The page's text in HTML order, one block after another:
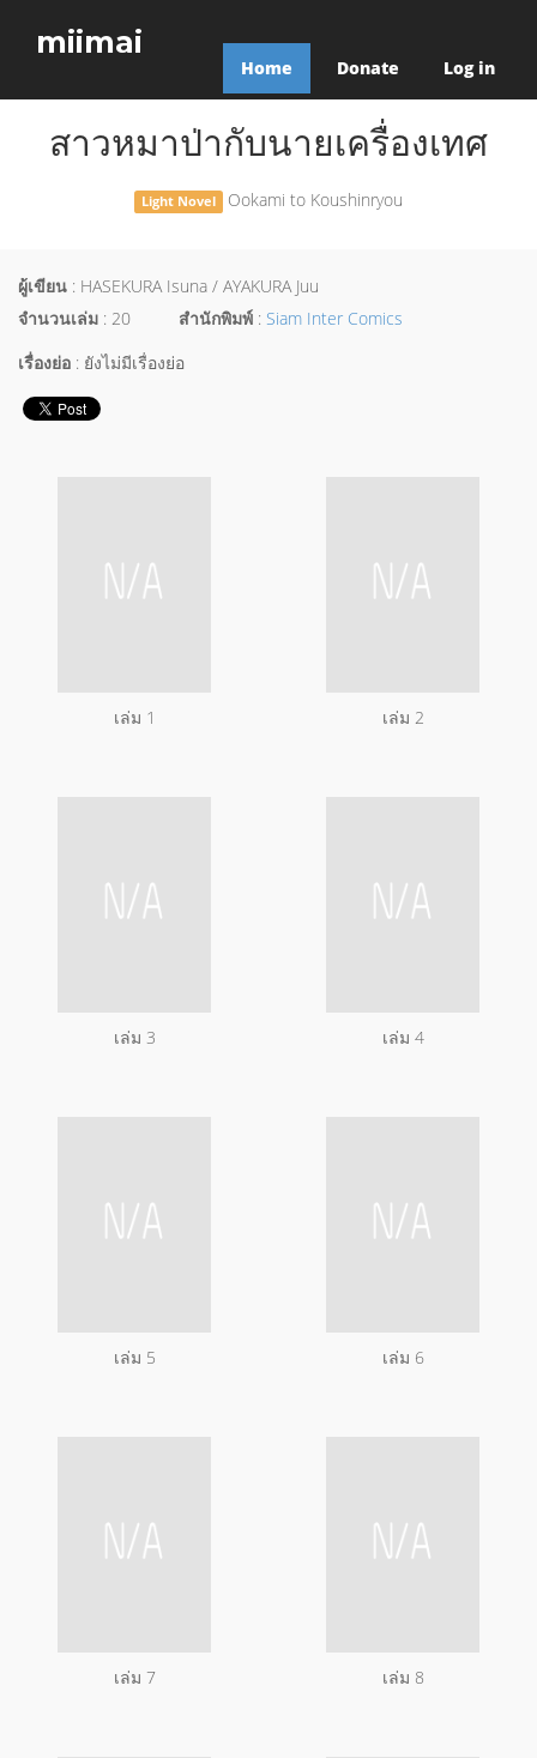
miimai
Home Donate Log in
สาวหมาป่ากับนายเครื่องเทศ
Light Novel Ookami to Koushinryou
ผู้เขียน : HASEKURA Isuna / AYAKURA Juu
จำนวนเล่ม : 20 สำนักพิมพ์ : Siam Inter Comics
เรื่องย่อ : ยังไม่มีเรื่องย่อ
เล่ม 1 เล่ม 2
เล่ม 3 เล่ม 4
เล่ม 5 เล่ม 6
เล่ม 7 เล่ม 8